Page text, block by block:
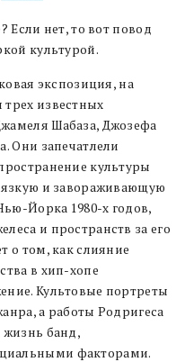
Если нет, то вот повод
культурой.
экспозиция, на
известных
Шабаза, Джозефа
Они запечатлели
культуры
и завораживающую
Йорка 1980-х годов,
и пространств за его
о том, как слияние
в хип-хопе
Культовые портреты
а работы Родригеса
жизнь банд,
факторами.